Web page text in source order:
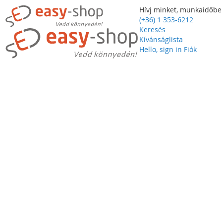
Hívj minket,
(+36) 1 353-6212
Keresés
Kívánságlista
Hello, sign in Fiók